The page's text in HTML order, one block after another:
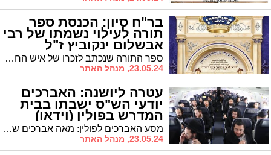
בר"ח סיון: הכנסת ספר
תורה לעילוי נשמתו של רבי
אבשלום ינקוביץ ז"ל
ספר התורה שנכתב לזכרו של איש החסד שנפטר בדמי ימיו, יוכנס ברוב פאר להיכל ישיבת 'פיטסבורג'
23.05.24, מנהל האתר
עטרה ליושנה: האברכים
יודעי הש"ס ישבתו בבית
המדרש בפולין (וידאו)
מסע האברכים לפולין: מאה אברכים שנבחנו אלפי דפי ש"ס, רבים מהם מהעיר אשדוד, ישבתו בראשות בן האדמו"ר בביהמ"ד בפולין
23.05.24, מנהל האתר